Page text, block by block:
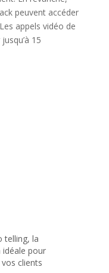
peuvent accéder
appels vidéo de
15
telling, la
idéale pour
clients